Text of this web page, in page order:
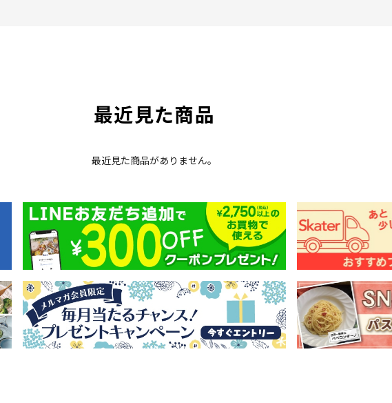
最近見た商品
最近見た商品がありません。